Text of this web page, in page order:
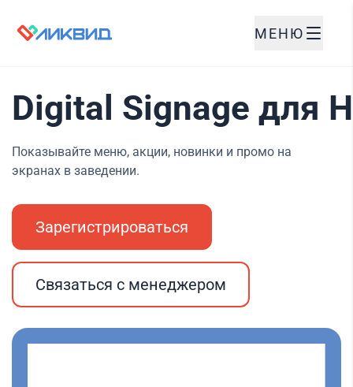
МЕНЮ
Digital Signage для
Показывайте меню, акции, новинки и промо на
экранах в заведении.
Зарегистрироваться
Связаться с менеджером